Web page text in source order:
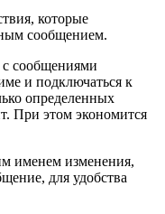
которые
сообщением.
с сообщениями
и подключаться к
определенных
При этом экономится
именем изменения,
для удобства